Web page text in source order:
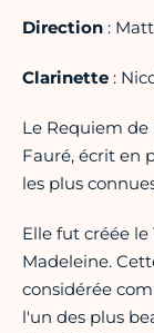
Direction :
Clarinette :
Le Requiem
Fauré, écrit en
les plus
Elle fut créée le
Madeleine.
considérée
l'un des plus